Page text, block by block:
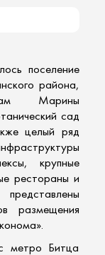
поселение
района,
Марины
сад
целый ряд
крупные
рестораны и
размещения
метро Битца